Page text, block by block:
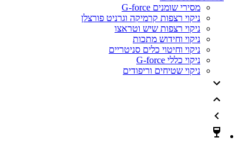
מסירי שומנים G-force
ניקוי רצפות קרמיקה וגרניט פורצלן
ניקוי רצפות שיש וטראצו
ניקוי וחידוש מתכות
ניקוי וחיטוי כלים סניטריים
ניקוי כללי G-force
ניקוי שטיחים וריפודים